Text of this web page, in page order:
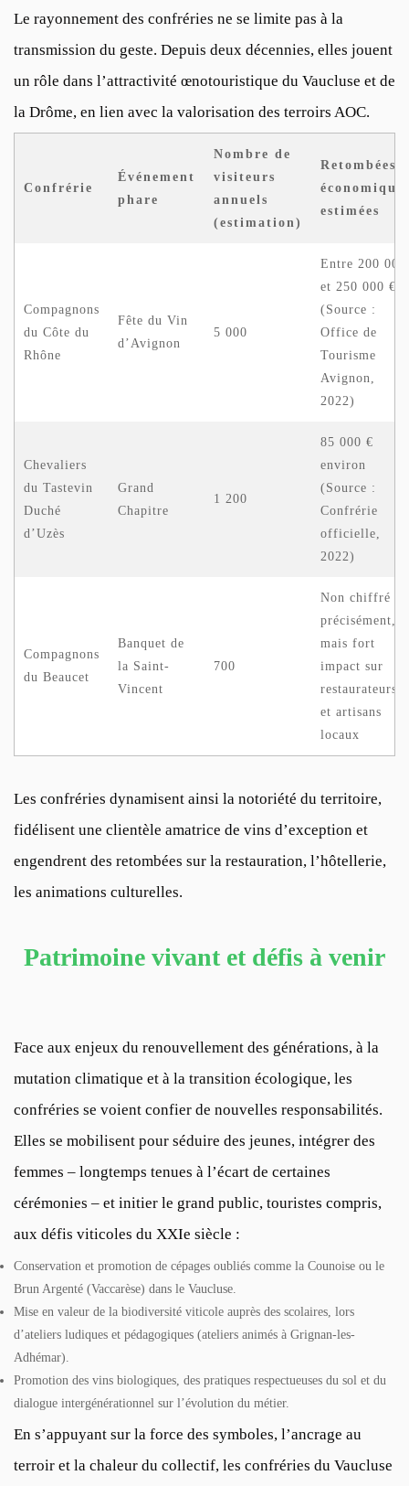
Le rayonnement des confréries ne se limite pas à la
transmission du geste. Depuis deux décennies, elles jouent
un rôle dans l’attractivité œnotouristique du Vaucluse et de
la Drôme, en lien avec la valorisation des terroirs AOC.
Confrérie
Événement
phare
Nombre de
visiteurs
annuels
(estimation)
Retombées
estimées
Compagnons
du Côte du
Rhône
Fête du Vin
d’Avignon
5 000
Entre 200 000
et 250 000 €
(Source :
Office de
Tourisme
Avignon,
2022)
Chevaliers
du Tastevin
Duché
d’Uzès
Grand
Chapitre
1 200
85 000 €
environ
(Source :
Confrérie
officielle,
2022)
Compagnons
du Beaucet
Banquet de
la Saint-
Vincent
700
Non chiffré
précisément,
mais fort
impact sur
restaurateurs
et artisans
locaux
Les confréries dynamisent ainsi la notoriété du territoire,
fidélisent une clientèle amatrice de vins d’exception et
engendrent des retombées sur la restauration, l’hôtellerie,
les animations culturelles.
Patrimoine vivant et défis à venir
Face aux enjeux du renouvellement des générations, à la
mutation climatique et à la transition écologique, les
confréries se voient confier de nouvelles responsabilités.
Elles se mobilisent pour séduire des jeunes, intégrer des
femmes – longtemps tenues à l’écart de certaines
cérémonies – et initier le grand public, touristes compris,
aux défis viticoles du XXIe siècle :
Conservation et promotion de cépages oubliés comme la Counoise ou le
Brun Argenté (Vaccarèse) dans le Vaucluse.
Mise en valeur de la biodiversité viticole auprès des scolaires, lors
d’ateliers ludiques et pédagogiques (ateliers animés à Grignan-les-
Adhémar).
Promotion des vins biologiques, des pratiques respectueuses du sol et du
dialogue intergénérationnel sur l’évolution du métier.
En s’appuyant sur la force des symboles, l’ancrage au
terroir et la chaleur du collectif, les confréries du Vaucluse